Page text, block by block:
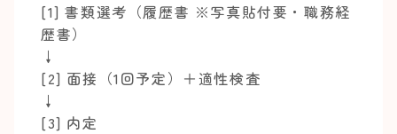
[1] 書類選考（履歴書 ※写真貼付要・職務経
歴書）
↓
[2] 面接（1回予定）＋適性検査
↓
[3] 内定